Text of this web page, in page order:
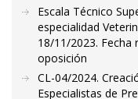
Escala Técnico
especialidad
18/11/2023. Fecha
oposición
CL-04/2024.
Especialistas de